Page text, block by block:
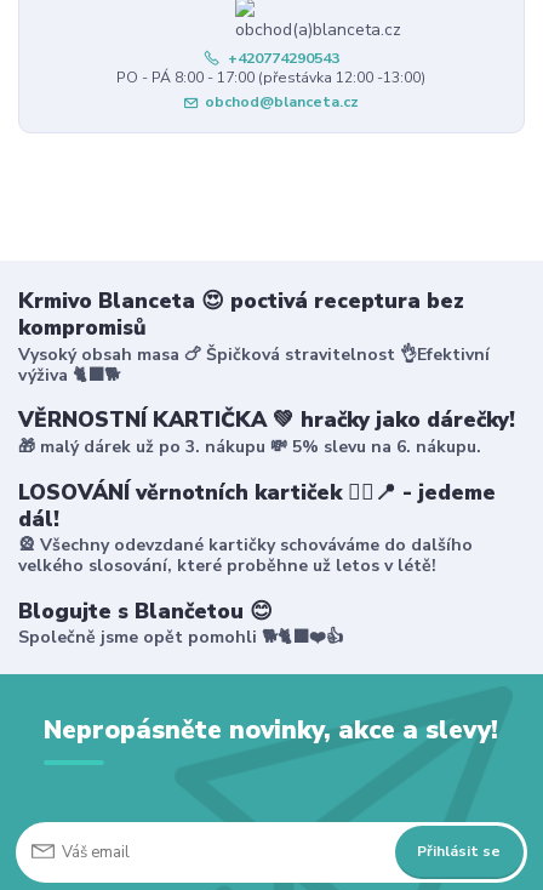
+420774290543
PO - PÁ 8:00 - 17:00 (přestávka 12:00 -13:00)
obchod@blanceta.cz
Krmivo Blanceta 😍 poctivá receptura bez
kompromisů
Vysoký obsah masa 🍗 Špičková stravitelnost 👌Efektivní
výživa 🐈‍⬛🐕
VĚRNOSTNÍ KARTIČKA 💚 hračky jako dárečky!
🎁 malý dárek už po 3. nákupu 💸 5% slevu na 6. nákupu.
LOSOVÁNÍ věrnotních kartiček 🤸‍♀️📍 - jedeme
dál!
🎡 Všechny odevzdané kartičky schováváme do dalšího
velkého slosování, které proběhne už letos v létě!
Blogujte s Blančetou 😊
Společně jsme opět pomohli 🐕🐈‍⬛❤️👍
Nepropásněte novinky, akce a slevy!
Přihlásit se